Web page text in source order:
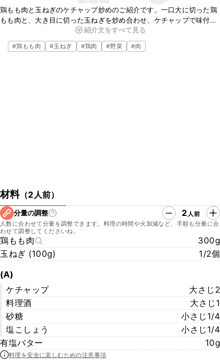
鶏もも肉と玉ねぎのケチャップ炒めのご紹介です。一口大に切った鶏
もも肉と、大き目に切った玉ねぎを炒め合わせ、ケチャップで味付け
をしました。調味料も少なく、難しい手順もありませんので簡単にお
作りいただけます。ぜひお試しください。
紹介文をすべて見る
#鶏もも肉 #玉ねぎ #鶏肉 #野菜 #肉
材料（2人前）
分量の調整 2 人前
人数に合わせて分量を調整できます。料理の時間や火加減など、手順も分量に合
わせて調整してくださいね。
鶏もも肉
300g
玉ねぎ (100g)
1/2個
(A)
ケチャップ
大さじ2
料理酒
大さじ1
砂糖
小さじ1/4
塩こしょう
小さじ1/4
有塩バター
10g
料理を安全に楽しむための注意事項